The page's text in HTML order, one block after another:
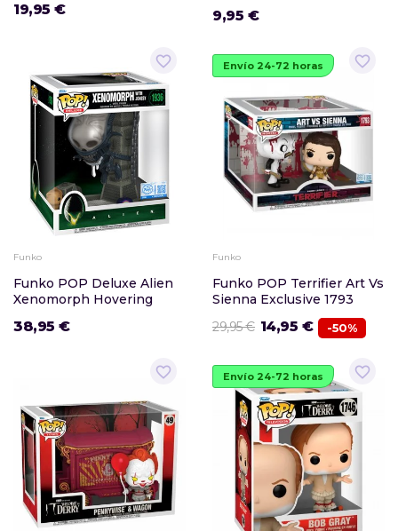
19,95 € 9,95 €
favorite_border
Funko
Funko POP Deluxe Alien
Xenomorph Hovering
38,95 €
favorite_border
Envío 24-72 horas
Funko
Funko POP Terrifier Art Vs
Sienna Exclusive 1793
29,95 € 14,95 € -50%
favorite_border favorite_border
Envío 24-72 horas